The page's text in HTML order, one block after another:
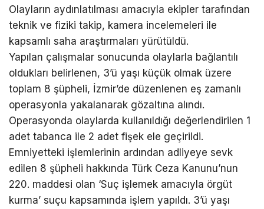
Olayların aydınlatılması amacıyla ekipler tarafından
teknik ve fiziki takip, kamera incelemeleri ile
kapsamlı saha araştırmaları yürütüldü.
Yapılan çalışmalar sonucunda olaylarla bağlantılı
oldukları belirlenen, 3’ü yaşı küçük olmak üzere
toplam 8 şüpheli, İzmir’de düzenlenen eş zamanlı
operasyonla yakalanarak gözaltına alındı.
Operasyonda olaylarda kullanıldığı değerlendirilen 1
adet tabanca ile 2 adet fişek ele geçirildi.
Emniyetteki işlemlerinin ardından adliyeye sevk
edilen 8 şüpheli hakkında Türk Ceza Kanunu’nun
220. maddesi olan ‘Suç işlemek amacıyla örgüt
kurma’ suçu kapsamında işlem yapıldı. 3’ü yaşı